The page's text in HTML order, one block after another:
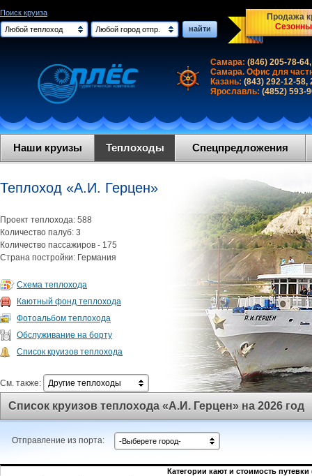
Поиск круиза
Любой теплоход
Любой город отпр. найти
Продажа
Самара: (846) 205-78-
Самара. Офис для
Казань: (843) 292-12-58,
Ярославль: (4852) 593-
Наши круизы Теплоходы Спецпредложения
Теплоход «А.И. Герцен»
Проект теплохода: 588
Количество палуб: 3
Количество пассажиров - 175
Страна постройки: Германия
Схема теплохода
Каютный фонд теплохода
Фотоальбом теплохода
Обслуживание на борту
Список круизов теплохода
См. также: Другие теплоходы
Список круизов теплохода «А.И. Герцен» на 2026 год
Отправление из порта: -Выберете город-
Категории кают и стоимость